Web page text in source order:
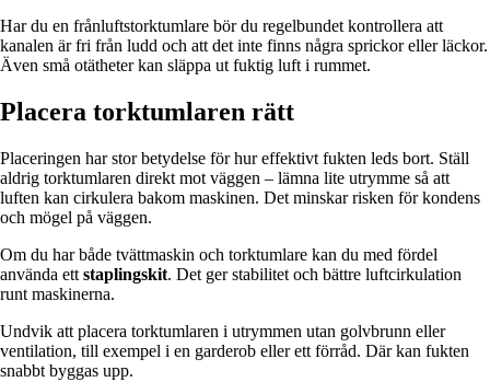
Har du en frånluftstorktumlare bör du regelbundet kontrollera att
kanalen är fri från ludd och att det inte finns några sprickor eller läckor.
Även små otätheter kan släppa ut fuktig luft i rummet.
Placera torktumlaren rätt
Placeringen har stor betydelse för hur effektivt fukten leds bort. Ställ
aldrig torktumlaren direkt mot väggen – lämna lite utrymme så att
luften kan cirkulera bakom maskinen. Det minskar risken för kondens
och mögel på väggen.
Om du har både tvättmaskin och torktumlare kan du med fördel
använda ett staplingskit. Det ger stabilitet och bättre luftcirkulation
runt maskinerna.
Undvik att placera torktumlaren i utrymmen utan golvbrunn eller
ventilation, till exempel i en garderob eller ett förråd. Där kan fukten
snabbt byggas upp.